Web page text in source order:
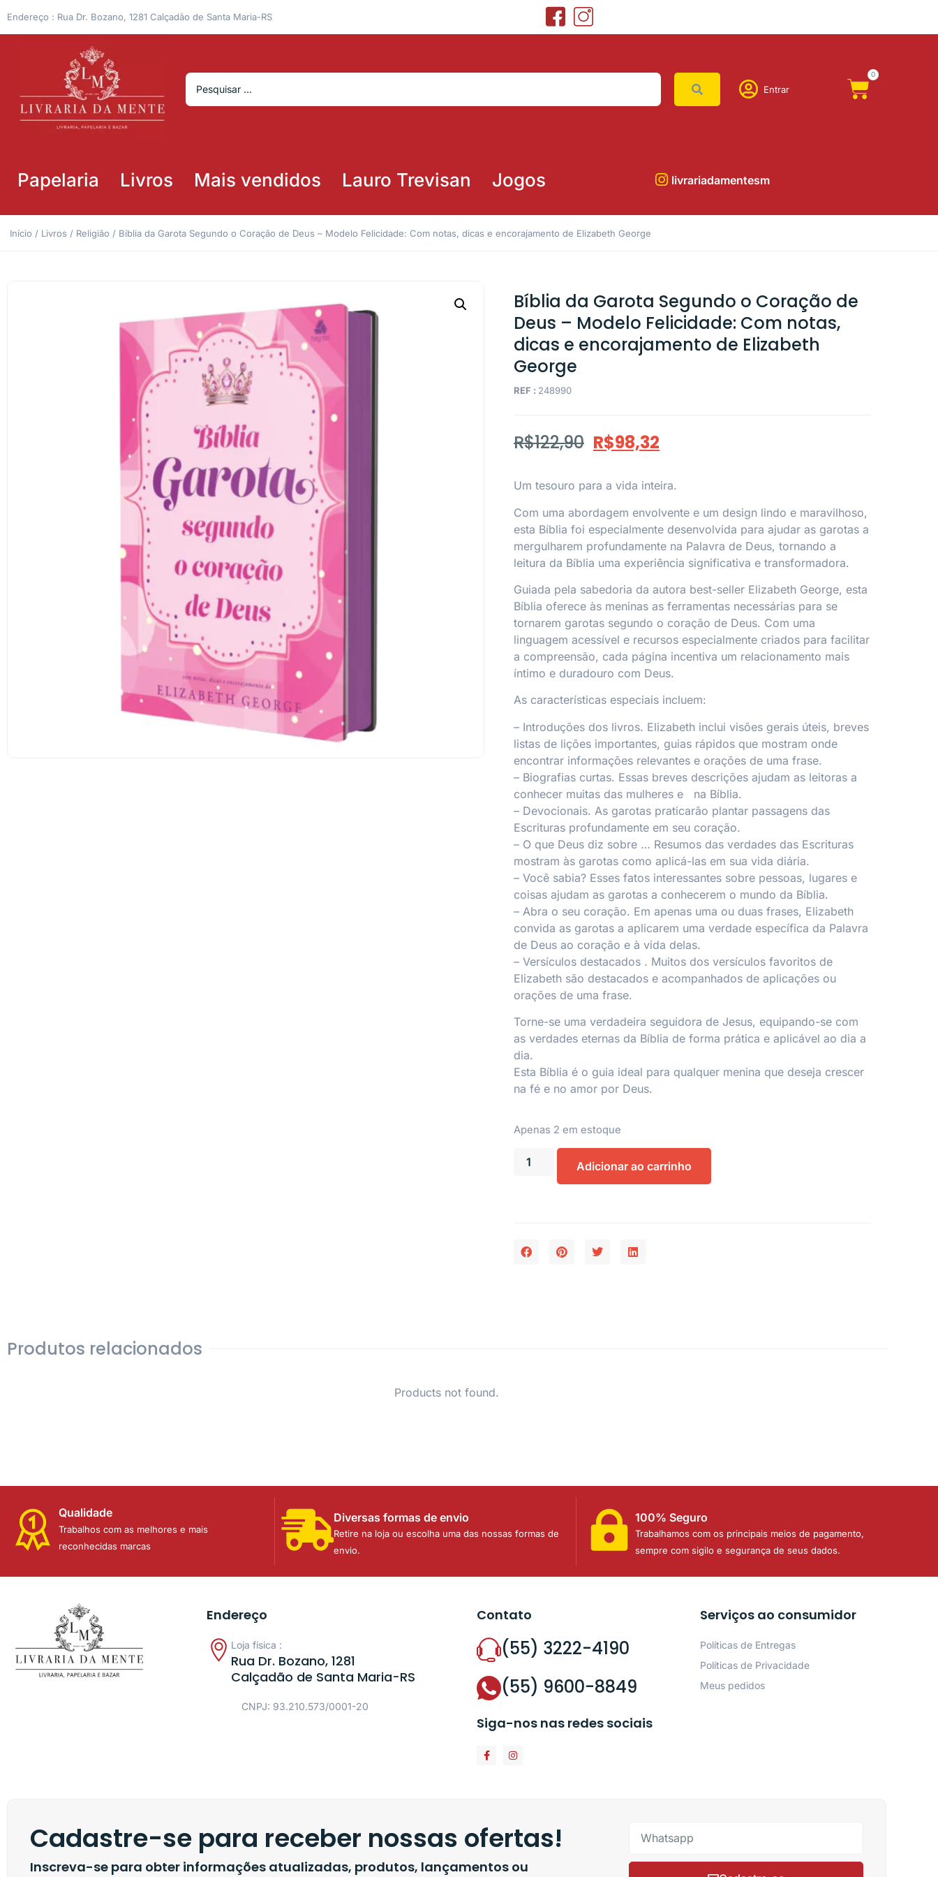
Endereço : Rua Dr. Bozano, 1281 Calçadão de Santa Maria-RS
Entrar
0
Papelaria Livros Mais vendidos Lauro Trevisan Jogos livrariadamentesm
Início / Livros / Religião / Bíblia da Garota Segundo o Coração de Deus – Modelo Felicidade: Com notas, dicas e encorajamento de Elizabeth George
Bíblia da Garota Segundo o Coração de
Deus – Modelo Felicidade: Com notas,
dicas e encorajamento de Elizabeth
George
REF : 248990
R$122,90 R$98,32
Um tesouro para a vida inteira.
Com uma abordagem envolvente e um design lindo e maravilhoso,
esta Bíblia foi especialmente desenvolvida para ajudar as garotas a
mergulharem profundamente na Palavra de Deus, tornando a
leitura da Bíblia uma experiência significativa e transformadora.
Guiada pela sabedoria da autora best-seller Elizabeth George, esta
Bíblia oferece às meninas as ferramentas necessárias para se
tornarem garotas segundo o coração de Deus. Com uma
linguagem acessível e recursos especialmente criados para facilitar
a compreensão, cada página incentiva um relacionamento mais
íntimo e duradouro com Deus.
As características especiais incluem:
– Introduções dos livros. Elizabeth inclui visões gerais úteis, breves
listas de lições importantes, guias rápidos que mostram onde
encontrar informações relevantes e orações de uma frase.
– Biografias curtas. Essas breves descrições ajudam as leitoras a
conhecer muitas das mulheres e na Bíblia.
– Devocionais. As garotas praticarão plantar passagens das
Escrituras profundamente em seu coração.
– O que Deus diz sobre … Resumos das verdades das Escrituras
mostram às garotas como aplicá-las em sua vida diária.
– Você sabia? Esses fatos interessantes sobre pessoas, lugares e
coisas ajudam as garotas a conhecerem o mundo da Bíblia.
– Abra o seu coração. Em apenas uma ou duas frases, Elizabeth
convida as garotas a aplicarem uma verdade específica da Palavra
de Deus ao coração e à vida delas.
– Versículos destacados . Muitos dos versículos favoritos de
Elizabeth são destacados e acompanhados de aplicações ou
orações de uma frase.
Torne-se uma verdadeira seguidora de Jesus, equipando-se com
as verdades eternas da Bíblia de forma prática e aplicável ao dia a
dia.
Esta Bíblia é o guia ideal para qualquer menina que deseja crescer
na fé e no amor por Deus.
Apenas 2 em estoque
Adicionar ao carrinho
Produtos relacionados
Products not found.
Qualidade
Trabalhos com as melhores e mais
reconhecidas marcas
Diversas formas de envio
Retire na loja ou escolha uma das nossas formas de
envio.
100% Seguro
Trabalhamos com os principais meios de pagamento,
sempre com sigilo e segurança de seus dados.
Endereço
Loja física :
Rua Dr. Bozano, 1281
Calçadão de Santa Maria-RS
CNPJ: 93.210.573/0001-20
Contato
(55) 3222-4190
(55) 9600-8849
Siga-nos nas redes sociais
Serviços ao consumidor
Políticas de Entregas
Políticas de Privacidade
Meus pedidos
Cadastre-se para receber nossas ofertas!
Inscreva-se para obter informações atualizadas, produtos, lançamentos ou